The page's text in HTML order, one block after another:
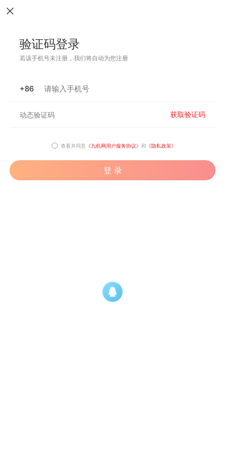
验证码登录
若该手机号未注册，我们将自动为您注册
+86
获取验证码
查看并同意 《九机网用户服务协议》 和 《隐私政策》
登 录